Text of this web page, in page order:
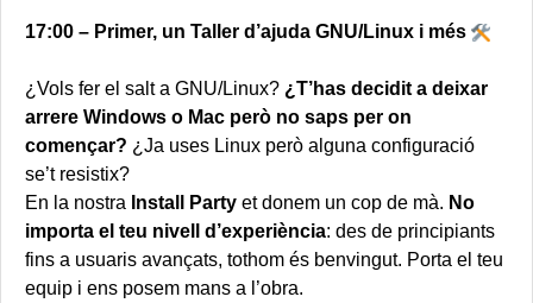
17:00 – Primer, un Taller d’ajuda GNU/Linux i més
¿Vols fer el salt a GNU/Linux? ¿T’has decidit a deixar
arrere Windows o Mac però no saps per on
començar? ¿Ja uses Linux però alguna configuració
se’t resistix?
En la nostra Install Party et donem un cop de mà. No
importa el teu nivell d’experiència: des de principiants
fins a usuaris avançats, tothom és benvingut. Porta el teu
equip i ens posem mans a l’obra.